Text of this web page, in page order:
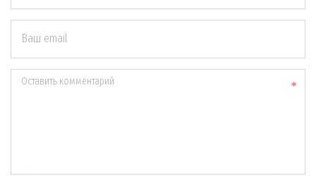
Ваш email
Оставить комментарий